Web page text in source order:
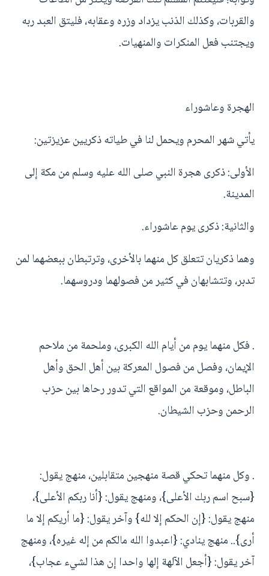
والقربات، وكذلك الذنب يزداد وزره وعقابه، فليتق العبد ربه
ويجتنب فعل المنكرات والمنهيات.
الهجرة وعاشوراء
يأتي شهر المحرم ويحمل لنا في طياته ذكريين عزيزتين:
الأولى: ذكرى هجرة النبي صلى الله عليه وسلم من مكة إلى
المدينة.
والثانية: ذكرى يوم عاشوراء.
وهما ذكريان تتعلق كل منهما بالأخرى، وترتبطان ببعضهما لمن
تدبر، وتتشابهان في كثير من فصولهما ودروسهما.
. فكل منهما يوم من أيام الله الكبرى، وملحمة من ملاحم
الإيمان، وفصل من فصول المعركة بين أهل الحق وأهل
الباطل، وموقعة من المواقع التي تدور رحاها بين حزب
الرحمن وحزب الشيطان.
. وكل منهما تحكي قصة منهجين متقابلين، منهج يقول:
{سبح اسم ربك الأعلى}، ومنهج يقول: {أنا ربكم الأعلى}،
منهج يقول: {إن الحكم إلا لله} وآخر يقول: {ما أريكم إلا ما
أرى}.. منهج ينادي: {اعبدوا الله مالكم من إله غيره}، ومنهج
آخر يقول: {أجعل الآلهة إلها واحدا إن هذا لشيء عجاب}،